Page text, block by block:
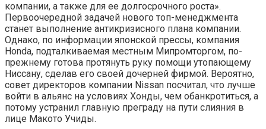
компании, а также для ее долгосрочного роста».
Первоочередной задачей нового топ-менеджмента
станет выполнение антикризисного плана компании.
Однако, по информации японской прессы, компания
Honda, подталкиваемая местным Мипромторгом, по-
прежнему готова протянуть руку помощи утопающему
Ниссану, сделав его своей дочерней фирмой. Вероятно,
совет директоров компании Nissan посчитал, что лучше
войти в альянс на условиях Хонды, чем обанкротиться, а
потому устранил главную преграду на пути слияния в
лице Макото Учиды.